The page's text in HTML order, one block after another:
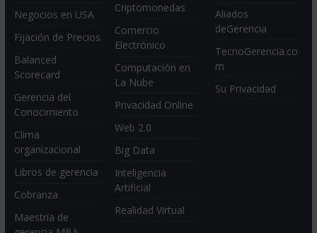
Negocios en USA
Fijación de Precios
Balanced
Scorecard
Gerencia del
Conocimiento
Clima
organizacional
Libros de gerencia
Cobranza
Maestría de
Criptomonedas
Comercio
Electrónico
Computación en
La Nube
Privacidad Online
Web 2.0
Big Data
Inteligencia
Artificial
Realidad Virtual
Aliados
deGerencia
TecnoGerencia.co
m
Su Privacidad